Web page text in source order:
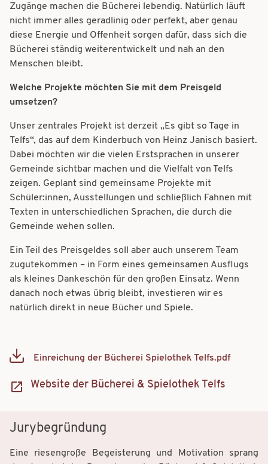
Zugänge machen die Bücherei lebendig. Natürlich läuft
nicht immer alles geradlinig oder perfekt, aber genau
diese Energie und Offenheit sorgen dafür, dass sich die
Bücherei ständig weiterentwickelt und nah an den
Menschen bleibt.
Welche Projekte möchten Sie mit dem Preisgeld
umsetzen?
Unser zentrales Projekt ist derzeit „Es gibt so Tage in
Telfs“, das auf dem Kinderbuch von Heinz Janisch basiert.
Dabei möchten wir die vielen Erstsprachen in unserer
Gemeinde sichtbar machen und die Vielfalt von Telfs
zeigen. Geplant sind gemeinsame Projekte mit
Schüler:innen, Ausstellungen und schließlich Fahnen mit
Texten in unterschiedlichen Sprachen, die durch die
Gemeinde wehen sollen.
Ein Teil des Preisgeldes soll aber auch unserem Team
zugutekommen – in Form eines gemeinsamen Ausflugs
als kleines Dankeschön für den großen Einsatz. Wenn
danach noch etwas übrig bleibt, investieren wir es
natürlich direkt in neue Bücher und Spiele.
DocumentEinreichung der Bücherei Spielothek Telfs.pdf
Website der Bücherei & Spielothek Telfs
Jurybegründung
Eine riesengroße Begeisterung und Motivation sprang